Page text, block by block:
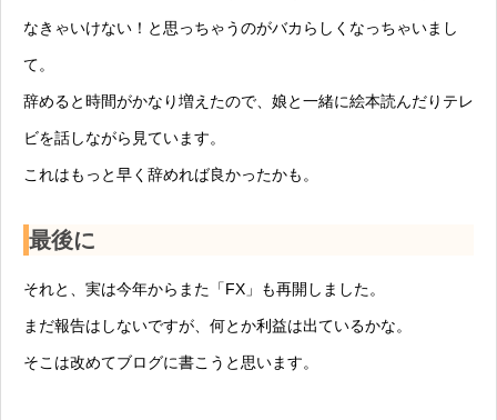
なきゃいけない！と思っちゃうのがバカらしくなっちゃいまし
て。
辞めると時間がかなり増えたので、娘と一緒に絵本読んだりテレ
ビを話しながら見ています。
これはもっと早く辞めれば良かったかも。
最後に
それと、実は今年からまた「FX」も再開しました。
まだ報告はしないですが、何とか利益は出ているかな。
そこは改めてブログに書こうと思います。